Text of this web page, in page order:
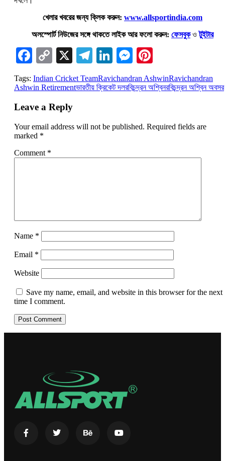
খেলার খবরের জন্য ক্লিক করুন: www.allsportindia.com
অলস্পোর্ট নিউজের সঙ্গে থাকতে লাইক আর ফলো করুন: ফেসবুকওটুইটার
Facebook
Copy
Link
X Telegram
LinkedIn
Messenger
Tags: Indian Cricket TeamRavichandran AshwinRavichandran
Ashwin Retirementভারতীয় ক্রিকেট দলরবিচন্দ্রন অশ্বিনরবিচন্দ্রন অশ্বিন অবসর
Leave a Reply
Your email address will not be published. Required fields are
marked *
Comment *
Name *
Email *
Website
Save my name, email, and website in this browser for the next
time I comment.